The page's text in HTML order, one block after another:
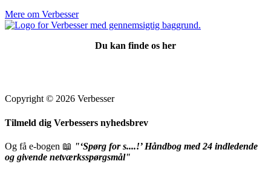
Mere om Verbesser
Du kan finde os her
Copyright © 2026 Verbesser
Tilmeld dig Verbessers nyhedsbrev
Og få e-bogen 📖 "‘Spørg for s....!’ Håndbog med 24 indledende
og givende netværksspørgsmål"